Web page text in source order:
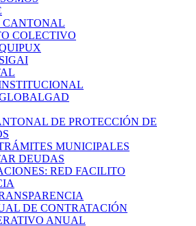
CANTONAL
COLECTIVO
DE PROTECCIÓN DE
MUNICIPALES
DEUDAS
RED FACILITO
DE CONTRATACIÓN
ANUAL